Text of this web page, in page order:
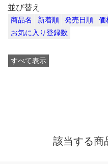
並び替え
商品名 新着順 発売日順 価
お気に入り登録数
すべて表示
該当する商